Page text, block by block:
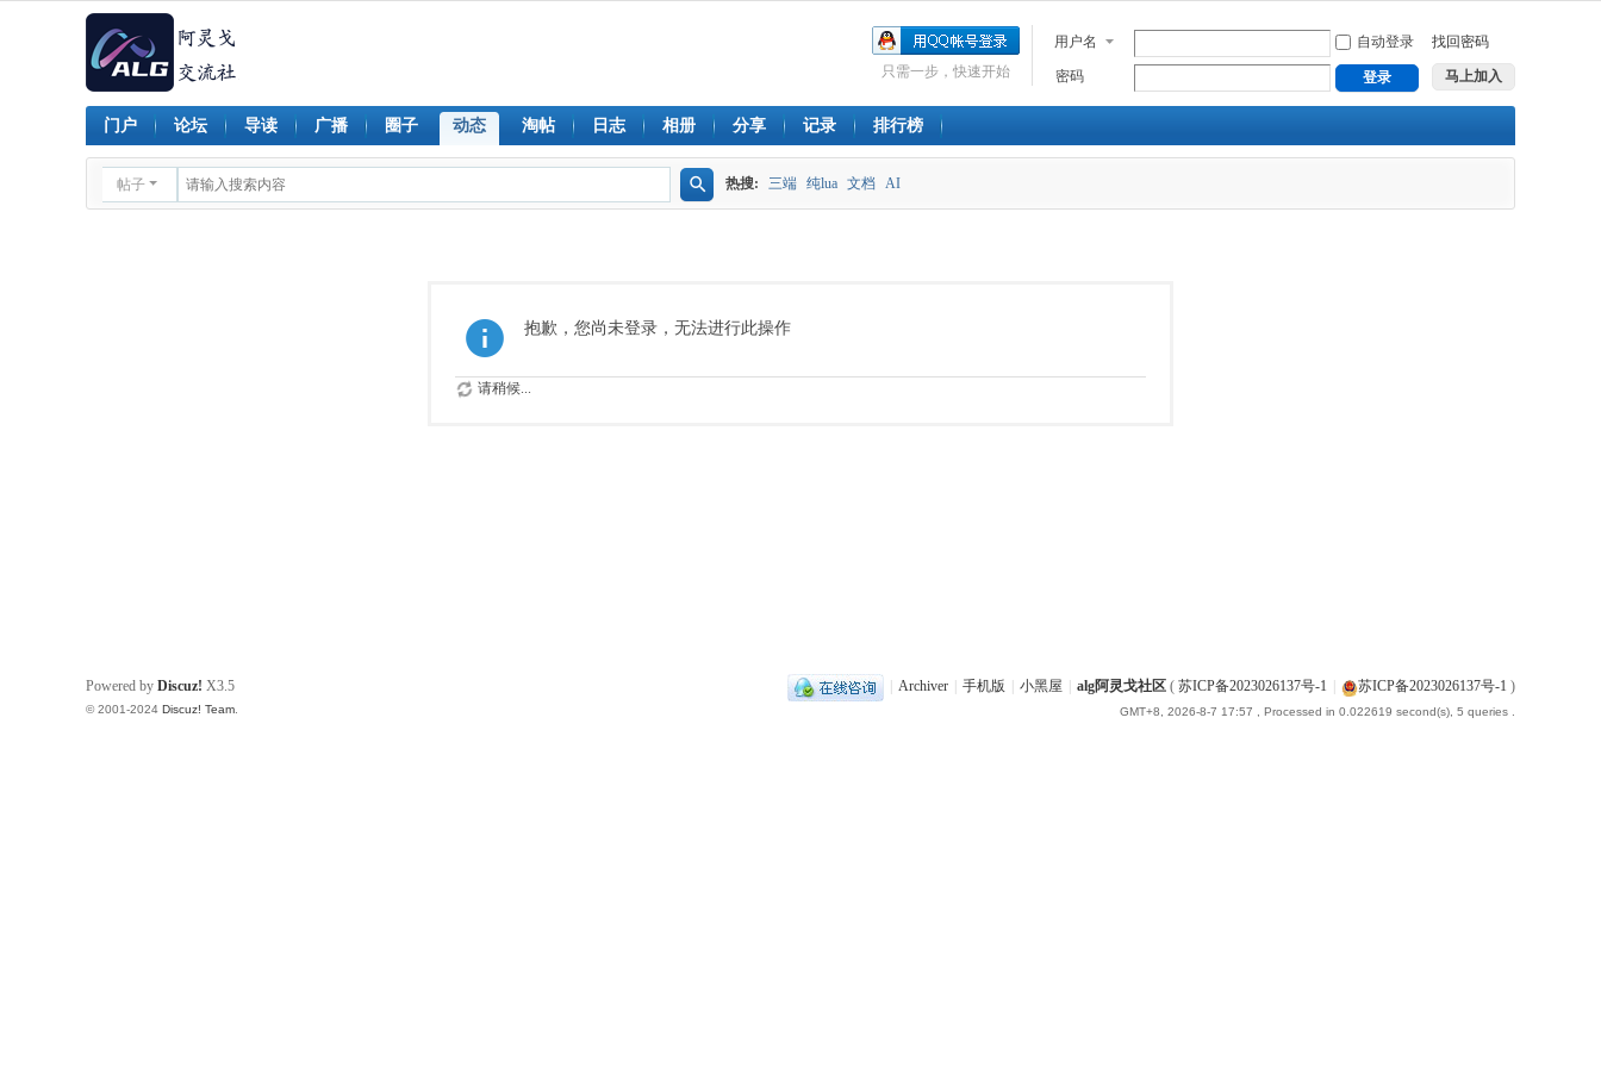
用户名 自动登录 找回密码
密码 登录 马上加入
只需一步，快速开始
门户 论坛 导读 广播 圈子 动态 淘帖 日志 相册 分享 记录 排行榜
帖子 热搜: 三端 纯lua 文档 AI
抱歉，您尚未登录，无法进行此操作
请稍候...
Archiver 手机版 小黑屋 alg阿灵戈社区 ( 苏ICP备2023026137号-1 苏ICP备2023026137号-1 )
GMT+8, 2026-8-7 17:57 , Processed in 0.022619 second(s), 5 queries .
Powered by Discuz! X3.5
© 2001-2024 Discuz! Team